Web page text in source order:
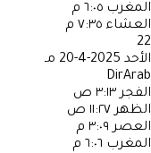
المغرب ٦:٠٥ م
العشاء ٧:٣٥ م
22
الأحد 2025-4-20 مـ
DirArab
الفجر ٣:١٣ ص
الظهر ١١:٢٧ ص
العصر ٣:٠٩ م
المغرب ٦:٠٦ م